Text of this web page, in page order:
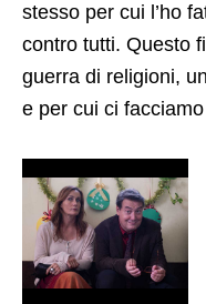
stesso per cui l’ho
contro tutti. Questo
guerra di religioni,
e per cui ci